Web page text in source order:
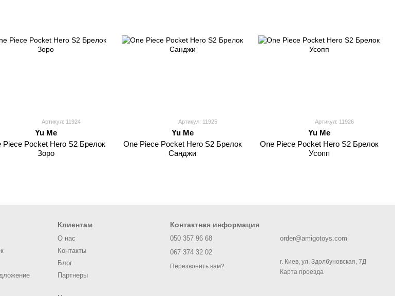
Артикул: 11924
Yu Me
Piece Pocket Hero S2 Брелок
Зоро
Артикул: 11925
Yu Me
One Piece Pocket Hero S2 Брелок
Санджи
Артикул: 11926
Yu Me
One Piece Pocket Hero S2 Брелок
Усопп
Клиентам
О нас
Контакты
Блог
Партнеры
Контактная информация
050 357 96 68
067 374 32 02
Перезвонить вам?
order@amigotoys.com
г. Киев, ул. Здолбуновская, 7Д
Карта проезда